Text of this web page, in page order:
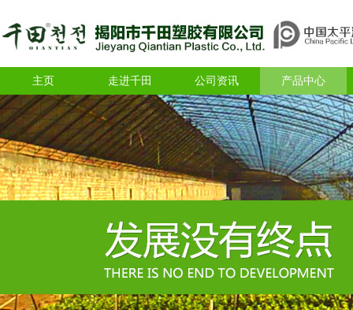
主页 走进千田 公司资讯 产品中心